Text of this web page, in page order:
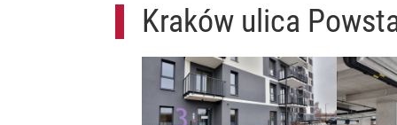
Kraków ulica